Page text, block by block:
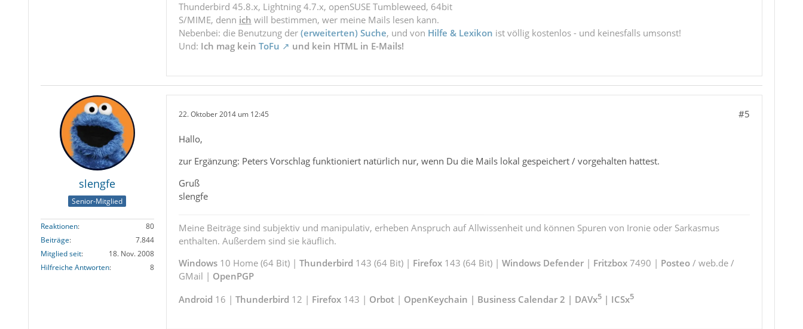
Thunderbird 45.8.x, Lightning 4.7.x, openSUSE Tumbleweed, 64bit
S/MIME, denn ich will bestimmen, wer meine Mails lesen kann.
Nebenbei: die Benutzung der (erweiterten) Suche, und von Hilfe & Lexikon ist völlig kostenlos - und keinesfalls umsonst!
Und: Ich mag kein ToFu und kein HTML in E-Mails!
slengfe
Senior-Mitglied
Reaktionen
80
Beiträge
7.844
Mitglied seit
18. Nov. 2008
Hilfreiche Antworten
8
22. Oktober 2014 um 12:45 #5
Hallo,
zur Ergänzung: Peters Vorschlag funktioniert natürlich nur, wenn Du die Mails lokal gespeichert / vorgehalten hattest.
Gruß
slengfe
Meine Beiträge sind subjektiv und manipulativ, erheben Anspruch auf Allwissenheit und können Spuren von Ironie oder Sarkasmus
enthalten. Außerdem sind sie käuflich.
Windows10 Home (64 Bit) | Thunderbird 143 (64 Bit) | Firefox143 (64 Bit) | Windows Defender| Fritzbox7490 | Posteo/ web.de /
GMail | OpenPGP
Android 16 | Thunderbird 12 | Firefox143 | Orbot| OpenKeychain | Business Calendar 2 | DAVx5| ICSx5